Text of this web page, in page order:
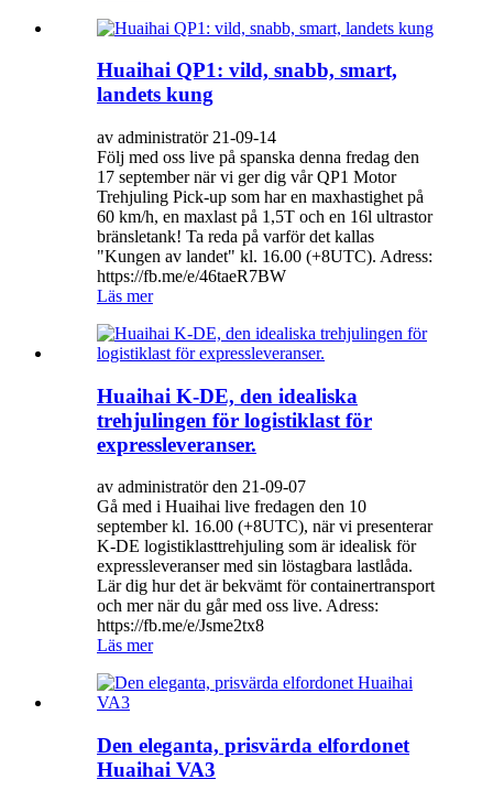
Huaihai QP1: vild, snabb, smart,
landets kung
av administratör 21-09-14
Följ med oss ​​live på spanska denna fredag ​​den
17 september när vi ger dig vår QP1 Motor
Trehjuling Pick-up som har en maxhastighet på
60 km/h, en maxlast på 1,5T och en 16l ultrastor
bränsletank! Ta reda på varför det kallas
"Kungen av landet" kl. 16.00 (+8UTC). Adress:
https://fb.me/e/46taeR7BW
Läs mer
Huaihai K-DE, den idealiska
trehjulingen för logistiklast för
expressleveranser.
av administratör den 21-09-07
Gå med i Huaihai live fredagen den 10
september kl. 16.00 (+8UTC), när vi presenterar
K-DE logistiklasttrehjuling som är idealisk för
expressleveranser med sin löstagbara lastlåda.
Lär dig hur det är bekvämt för containertransport
och mer när du går med oss ​​live. Adress:
https://fb.me/e/Jsme2tx8
Läs mer
Den eleganta, prisvärda elfordonet
Huaihai VA3